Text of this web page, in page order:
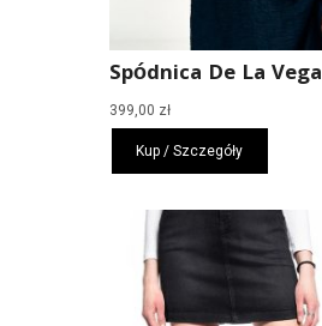
Spódnica De La Vega
399,00 zł
Kup / Szczegóły